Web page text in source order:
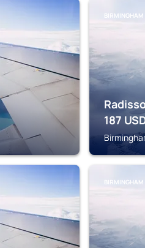
BIRMINGHAM
187
BIRMINGHAM